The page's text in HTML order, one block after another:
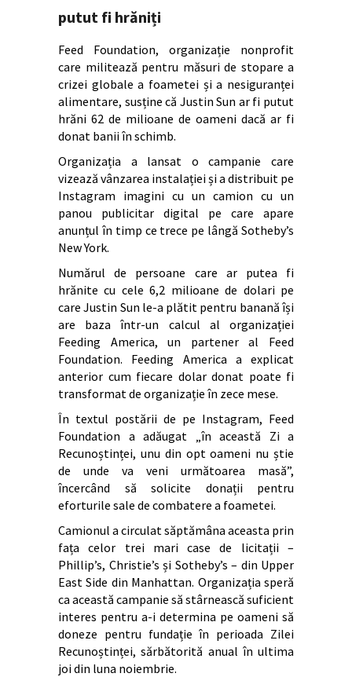
putut fi hrăniți
Feed Foundation, organizație nonprofit
care militează pentru măsuri de stopare a
crizei globale a foametei și a nesiguranței
alimentare, susține că Justin Sun ar fi putut
hrăni 62 de milioane de oameni dacă ar fi
donat banii în schimb.
Organizația a lansat o campanie care
vizează vânzarea instalației și a distribuit pe
Instagram imagini cu un camion cu un
panou publicitar digital pe care apare
anunțul în timp ce trece pe lângă Sotheby’s
New York.
Numărul de persoane care ar putea fi
hrănite cu cele 6,2 milioane de dolari pe
care Justin Sun le-a plătit pentru banană își
are baza într-un calcul al organizației
Feeding America, un partener al Feed
Foundation. Feeding America a explicat
anterior cum fiecare dolar donat poate fi
transformat de organizație în zece mese.
În textul postării de pe Instagram, Feed
Foundation a adăugat „în această Zi a
Recunoștinței, unu din opt oameni nu știe
de unde va veni următoarea masă”,
încercând să solicite donații pentru
eforturile sale de combatere a foametei.
Camionul a circulat săptămâna aceasta prin
fața celor trei mari case de licitații –
Phillip’s, Christie’s și Sotheby’s – din Upper
East Side din Manhattan. Organizația speră
ca această campanie să stârnească suficient
interes pentru a-i determina pe oameni să
doneze pentru fundație în perioada Zilei
Recunoștinței, sărbătorită anual în ultima
joi din luna noiembrie.